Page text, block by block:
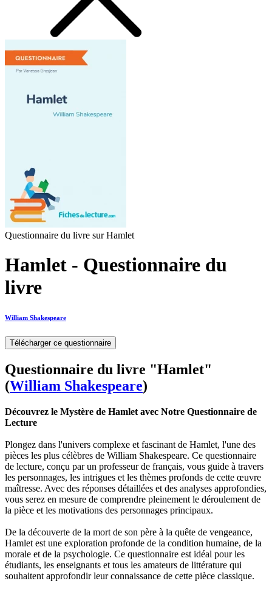
Questionnaire du livre sur Hamlet
Hamlet - Questionnaire du
livre
William Shakespeare
Télécharger ce questionnaire
Questionnaire du livre "Hamlet"
(William Shakespeare)
Découvrez le Mystère de Hamlet avec Notre Questionnaire de
Lecture
Plongez dans l'univers complexe et fascinant de Hamlet, l'une des
pièces les plus célèbres de William Shakespeare. Ce questionnaire
de lecture, conçu par un professeur de français, vous guide à travers
les personnages, les intrigues et les thèmes profonds de cette œuvre
maîtresse. Avec des réponses détaillées et des analyses approfondies,
vous serez en mesure de comprendre pleinement le déroulement de
la pièce et les motivations des personnages principaux.
De la découverte de la mort de son père à la quête de vengeance,
Hamlet est une exploration profonde de la condition humaine, de la
morale et de la psychologie. Ce questionnaire est idéal pour les
étudiants, les enseignants et tous les amateurs de littérature qui
souhaitent approfondir leur connaissance de cette pièce classique.